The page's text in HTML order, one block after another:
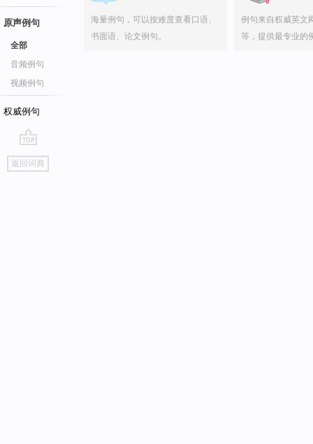
原声例句
全部
音频例句
视频例句
权威例句
go
top
返回词典
海量例句，可以按难度查看口语、
书面语、论文例句。
例句来自权威英文
等，提供最专业的